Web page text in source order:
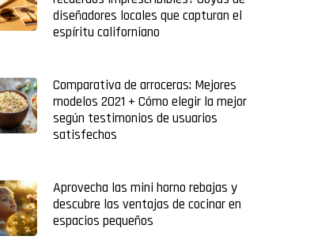
diseñadores locales que capturan el
espíritu californiano
Comparativa de arroceras: Mejores
modelos 2021 + Cómo elegir la mejor
según testimonios de usuarios
satisfechos
Aprovecha las mini horno rebajas y
descubre las ventajas de cocinar en
espacios pequeños